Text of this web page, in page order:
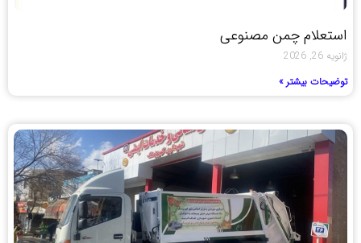
استعلام چمن مصنوعی
ژانویه 26, 2026
توضیحات بیشتر »